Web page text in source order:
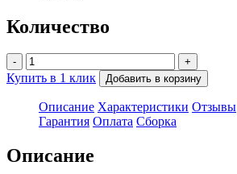
Количество
- +
Купить в 1 клик Добавить в корзину
Описание Характеристики Отзывы
Гарантия Оплата Сборка
Описание